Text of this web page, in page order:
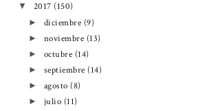
▼ 2017 (150)
► diciembre (9)
► noviembre (13)
► octubre (14)
► septiembre (14)
► agosto (8)
► julio (11)